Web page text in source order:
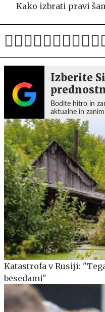
Kako izbrati pravi
Izberite
Bodite hitro in
aktualne in
Katastrofa v Rusiji:
besedami"